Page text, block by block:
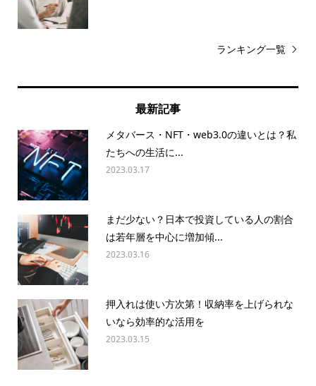
ランキング一覧
最新記事
メタバース・NFT・web3.0の違いとは？私
たちへの生活に...
2023.03.17
まだ少ない？日本で投資している人の割合
は若年層を中心に増加傾...
2023.03.16
押入れは使い方次第！収納率を上げられな
いなら効率的な活用を
2023.03.15